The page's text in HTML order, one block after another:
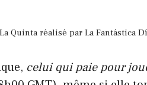
Quinta réalisé par La Fantástica
celui qui paie pour